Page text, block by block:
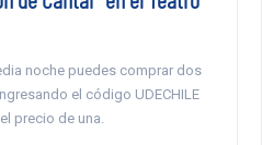
noche puedes comprar dos
el código UDECHILE
precio de una.